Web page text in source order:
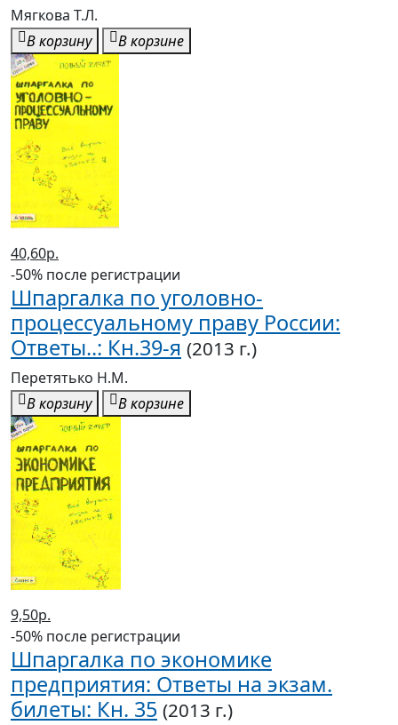
Мягкова Т.Л.
В корзину
В корзине
40,60р.
-50% после регистрации
Шпаргалка по уголовно-
процессуальному праву России:
Ответы..: Кн.39-я (2013 г.)
Перетятько Н.М.
В корзину
В корзине
9,50р.
-50% после регистрации
Шпаргалка по экономике
предприятия: Ответы на экзам.
билеты: Кн. 35 (2013 г.)